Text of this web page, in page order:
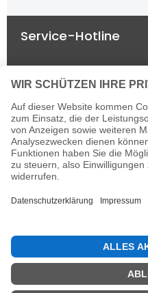
Service-Hotline
Rechtliches
Informationen
Newsletter
Alle Preise inkl.
Versandkostenund ggf.
nicht